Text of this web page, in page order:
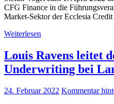
CFG Finance in die
Market-Sektor der Ecclesia Credit
Weiterlesen
Louis Ravens leitet
Underwriting bei
24. Februar 2022 Kommentar